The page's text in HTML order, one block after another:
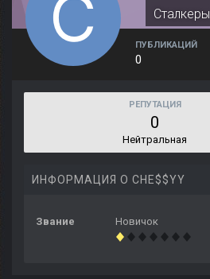
Сталкеры
ПУБЛИКАЦИЙ
0
РЕПУТАЦИЯ
0
Нейтральная
ИНФОРМАЦИЯ О CHE$$YY
Звание Новичок